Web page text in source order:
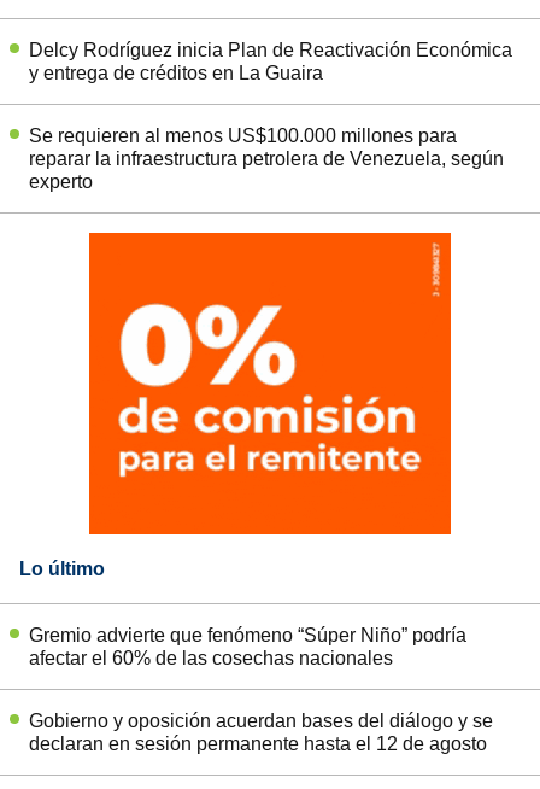
Delcy Rodríguez inicia Plan de Reactivación Económica
y entrega de créditos en La Guaira
Se requieren al menos US$100.000 millones para
reparar la infraestructura petrolera de Venezuela, según
experto
Lo último
Gremio advierte que fenómeno “Súper Niño” podría
afectar el 60% de las cosechas nacionales
Gobierno y oposición acuerdan bases del diálogo y se
declaran en sesión permanente hasta el 12 de agosto